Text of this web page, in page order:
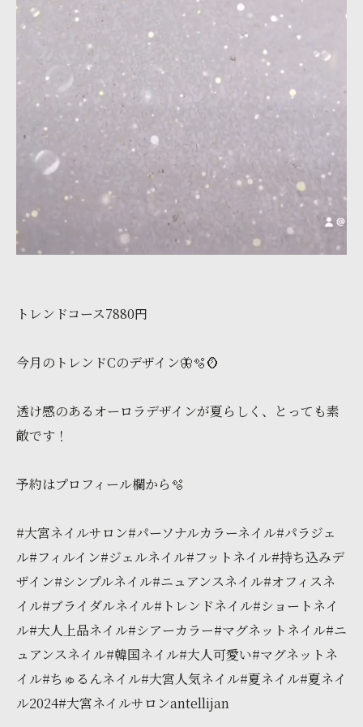
トレンドコース7880円
今月のトレンドCのデザイン🦋🫧🪞
透け感のあるオーロラデザインが夏らしく、とっても素
敵です！
予約はプロフィール欄から🫧
#大宮ネイルサロン#パーソナルカラーネイル#パラジェ
ル#フィルイン#ジェルネイル#フットネイル#持ち込みデ
ザイン#シンプルネイル#ニュアンスネイル#オフィスネ
イル#ブライダルネイル#トレンドネイル#ショートネイ
ル#大人上品ネイル#シアーカラー#マグネットネイル#ニ
ュアンスネイル#韓国ネイル#大人可愛い#マグネットネ
イル#ちゅるんネイル#大宮人気ネイル#夏ネイル#夏ネイ
ル2024#大宮ネイルサロンantellijan